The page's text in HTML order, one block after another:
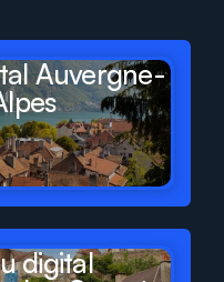
Auvergne-
digital